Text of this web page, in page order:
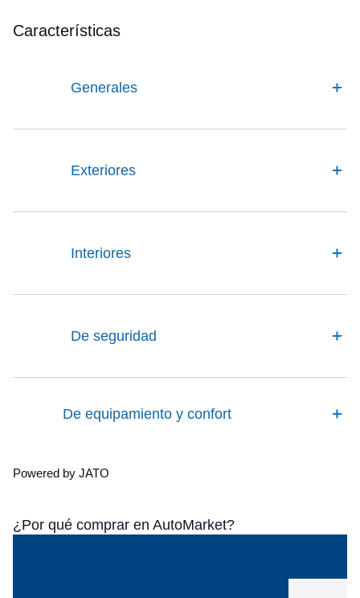
Características
Generales
Exteriores
Interiores
De seguridad
De equipamiento y confort
Powered by JATO
¿Por qué comprar en AutoMarket?